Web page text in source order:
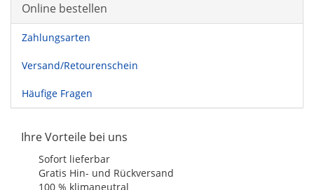
Online bestellen
Zahlungsarten
Versand/Retourenschein
Häufige Fragen
Ihre Vorteile bei uns
Sofort lieferbar
Gratis Hin- und Rückversand
100 % klimaneutral